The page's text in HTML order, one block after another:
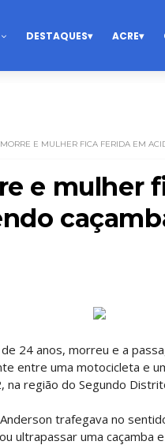
DESTAQUES ACRE
MORRE E MULHER FICA FERIDA EM
e mulher
24 anos, morreu e a
entre uma motocicleta e
na região do Segundo
trafegava no
ultrapassar uma caçamba